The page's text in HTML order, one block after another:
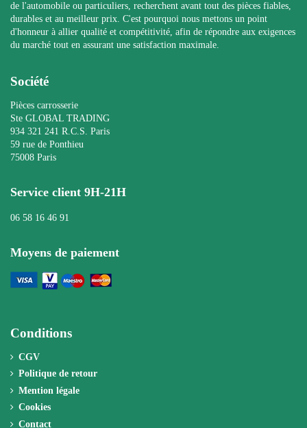
de l'automobile ou particuliers, recherchent avant tout des pièces fiables,
durables et au meilleur prix. C'est pourquoi nous mettons un point
d'honneur à allier qualité et compétitivité, afin de répondre aux exigences
du marché tout en assurant une satisfaction maximale.
Société
Pièces carrosserie
Ste GLOBAL TRADING
934 321 241 R.C.S. Paris
59 rue de Ponthieu
75008 Paris
Service client 9H-21H
06 58 16 46 91
Moyens de paiement
Conditions
CGV
Politique de retour
Mention légale
Cookies
Contact